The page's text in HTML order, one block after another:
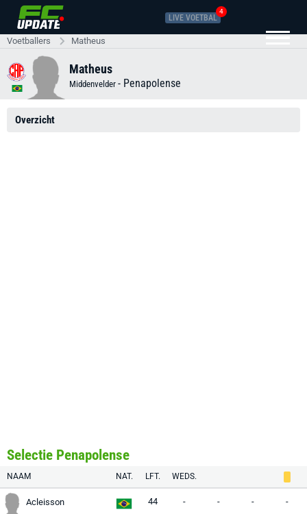
LIVE VOETBAL
4
Voetballers Matheus
Matheus
Middenvelder - Penapolense
Overzicht
Selectie Penapolense
NAAM NAT. LFT. WEDS.
Acleisson 44 - - - -